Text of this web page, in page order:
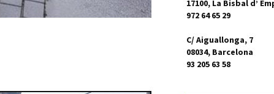
17100, La Bisbal d’
972 64 65 29
C/ Aiguallonga, 7
08034, Barcelona
93 205 63 58